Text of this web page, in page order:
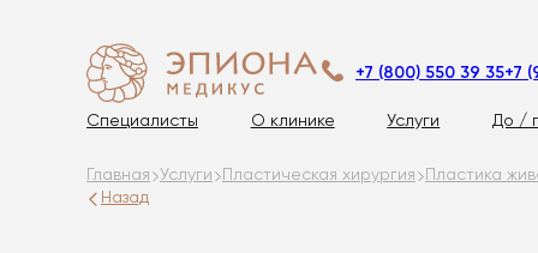
+7 (800) 550 39 35+7
Специалисты О клинике Услуги До /
Главная Услуги Пластическая хирургия Пластика
Назад